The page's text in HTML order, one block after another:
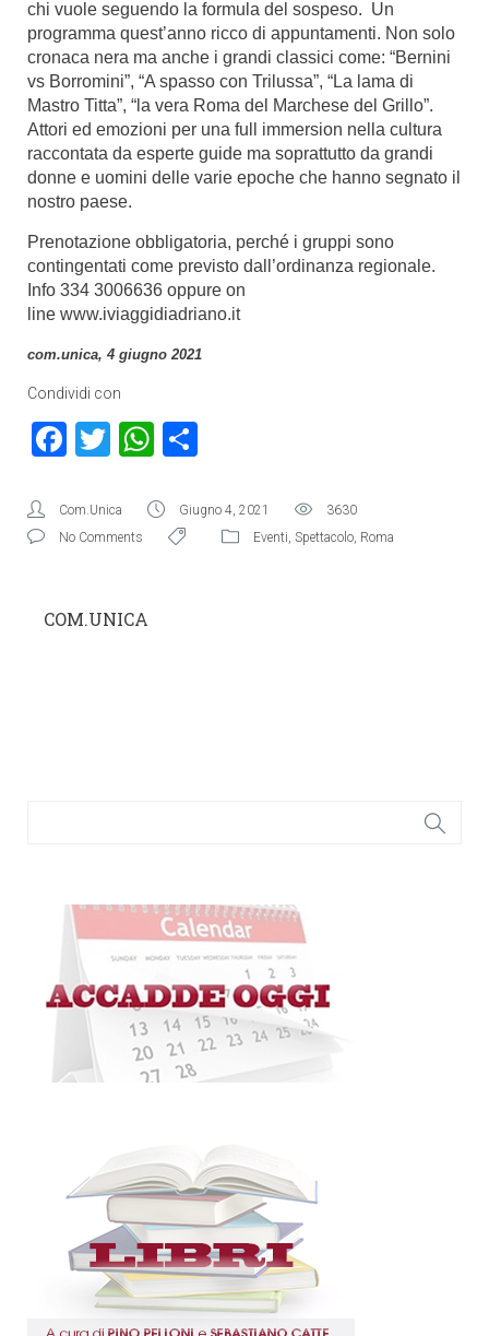
chi vuole seguendo la formula del sospeso. Un
programma quest’anno ricco di appuntamenti. Non solo
cronaca nera ma anche i grandi classici come: “Bernini
vs Borromini”, “A spasso con Trilussa”, “La lama di
Mastro Titta”, “la vera Roma del Marchese del Grillo”.
Attori ed emozioni per una full immersion nella cultura
raccontata da esperte guide ma soprattutto da grandi
donne e uomini delle varie epoche che hanno segnato il
nostro paese.
Prenotazione obbligatoria, perché i gruppi sono
contingentati come previsto dall’ordinanza regionale.
Info 334 3006636 oppure on
line www.iviaggidiadriano.it
com.unica, 4 giugno 2021
Condividi con
Facebook
TwitterWhatsApp
Com.Unica Giugno 4, 2021
3630
No Comments
Eventi, Spettacolo, Roma
COM.UNICA